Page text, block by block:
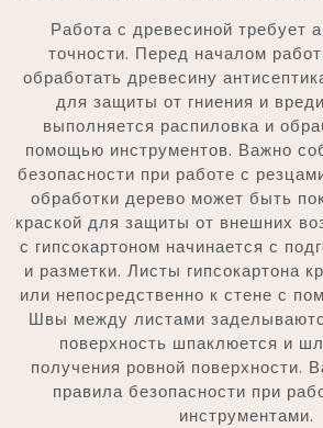
Работа с древесиной требует
точности. Перед началом
обработать древесину
для защиты от гниения и
выполняется распиловка и
помощью инструментов. Важно
безопасности при работе с
обработки дерево может быть
краской для защиты от внешних
с гипсокартоном начинается с
и разметки. Листы гипсокартона
или непосредственно к стене с
Швы между листами
поверхность шпаклюется и
получения ровной поверхности.
правила безопасности при
инструментами.